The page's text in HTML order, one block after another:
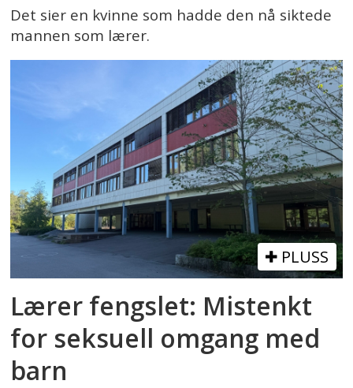
Det sier en kvinne som hadde den nå siktede
mannen som lærer.
PLUSS
Lærer fengslet: Mistenkt
for seksuell omgang med
barn